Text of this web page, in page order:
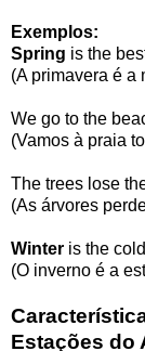
Exemplos:
Spring is the
(A primavera é a
We go to the
(Vamos à praia
The trees lose
(As árvores
Winter is the
(O inverno é a
Estações do